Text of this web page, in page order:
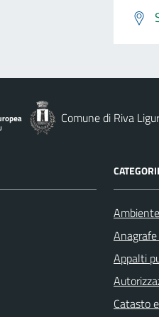
Comune di Riva
Ambiente
Appalti
Catasto